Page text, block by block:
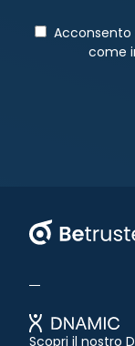
come
Scopri il nostro